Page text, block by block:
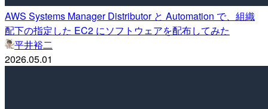
AWS Systems Manager Distributor と Automation で、組織
配下の指定した EC2 にソフトウェアを配布してみた
平井裕二
2026.05.01